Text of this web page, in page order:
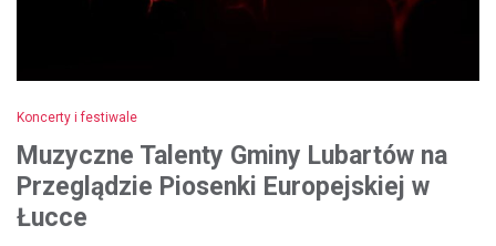
Koncerty i festiwale
Muzyczne Talenty Gminy Lubartów na
Przeglądzie Piosenki Europejskiej w
Łucce